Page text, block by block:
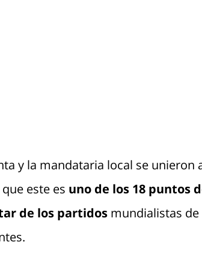
y la mandataria local se unieron
este es uno de los 18 puntos
de los partidosmundialistas de